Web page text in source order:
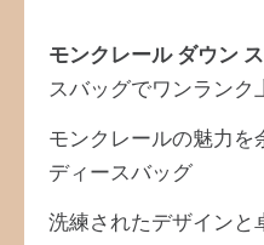
モンクレール ダウン
スバッグでワンランク
モンクレールの魅力を
ディースバッグ
洗練されたデザインと